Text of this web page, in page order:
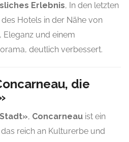
Erlebnis, In den letzten
Hotels in der Nähe von
Eleganz und einem
deutlich verbessert.
die
, Concarneau ist ein
reich an Kulturerbe und